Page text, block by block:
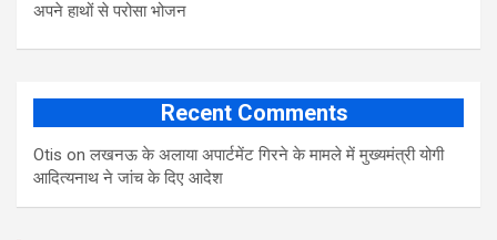
अपने हाथों से परोसा भोजन
Recent Comments
Otis onलखनऊ के अलाया अपार्टमेंट गिरने के मामले में मुख्‍यमंत्री योगी
आद‍ित्‍यनाथ ने जांच के द‍िए आदेश